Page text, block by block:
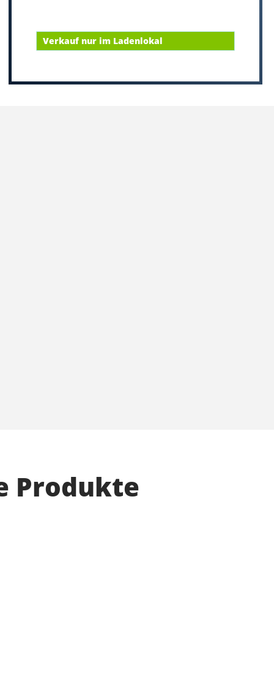
Verkauf nur im Ladenlokal
Produkte